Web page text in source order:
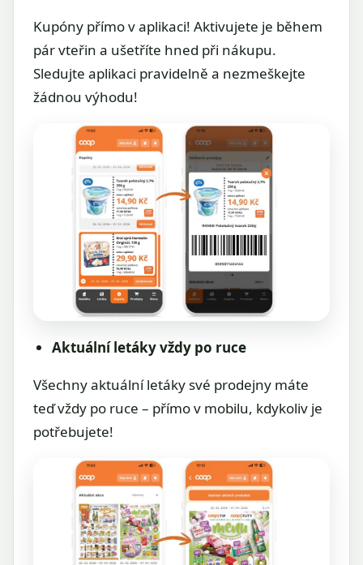
Kupóny přímo v aplikaci! Aktivujete je během
pár vteřin a ušetříte hned při nákupu.
Sledujte aplikaci pravidelně a nezmeškejte
žádnou výhodu!
Aktuální letáky vždy po ruce
Všechny aktuální letáky své prodejny máte
teď vždy po ruce – přímo v mobilu, kdykoliv je
potřebujete!